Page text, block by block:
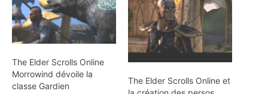
The Elder Scrolls Online
Morrowind dévoile la
classe Gardien
The Elder Scrolls Online et